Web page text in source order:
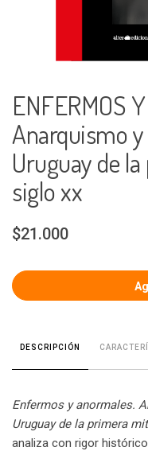
ENFERMOS
Anarquismo
Uruguay de
siglo xx
$21.000
DESCRIPCIÓN
Enfermos y anormales.
Uruguay de la primera
analiza con rigor